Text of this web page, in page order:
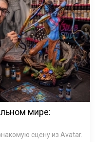
мире:
сцену из Avatar.